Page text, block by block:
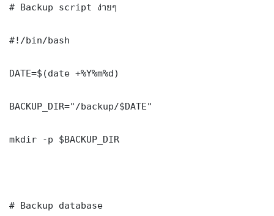
# Backup script ง่ายๆ
#!/bin/bash
DATE=$(date +%Y%m%d)
BACKUP_DIR="/backup/$DATE"
mkdir -p $BACKUP_DIR
# Backup database